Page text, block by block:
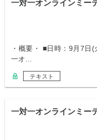
一対一オンラインミー
・概要・ ■日時：9月7日
一オ…
テキスト
一対一オンラインミー